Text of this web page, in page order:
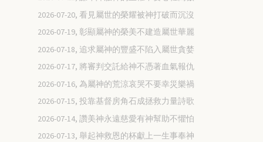
2026-07-20, 看見屬世的榮耀被神打破而沉沒
2026-07-19, 彰顯屬神的榮美不建造屬世華麗
2026-07-18, 追求屬神的豐盛不陷入屬世貪婪
2026-07-17, 將審判交託給神不憑著血氣報仇
2026-07-16, 為屬神的荒涼哀哭不要幸災樂禍
2026-07-15, 投靠基督房角石成拯救力量詩歌
2026-07-14, 讚美神永遠慈愛有神幫助不懼怕
2026-07-13, 舉起神救恩的杯獻上一生事奉神